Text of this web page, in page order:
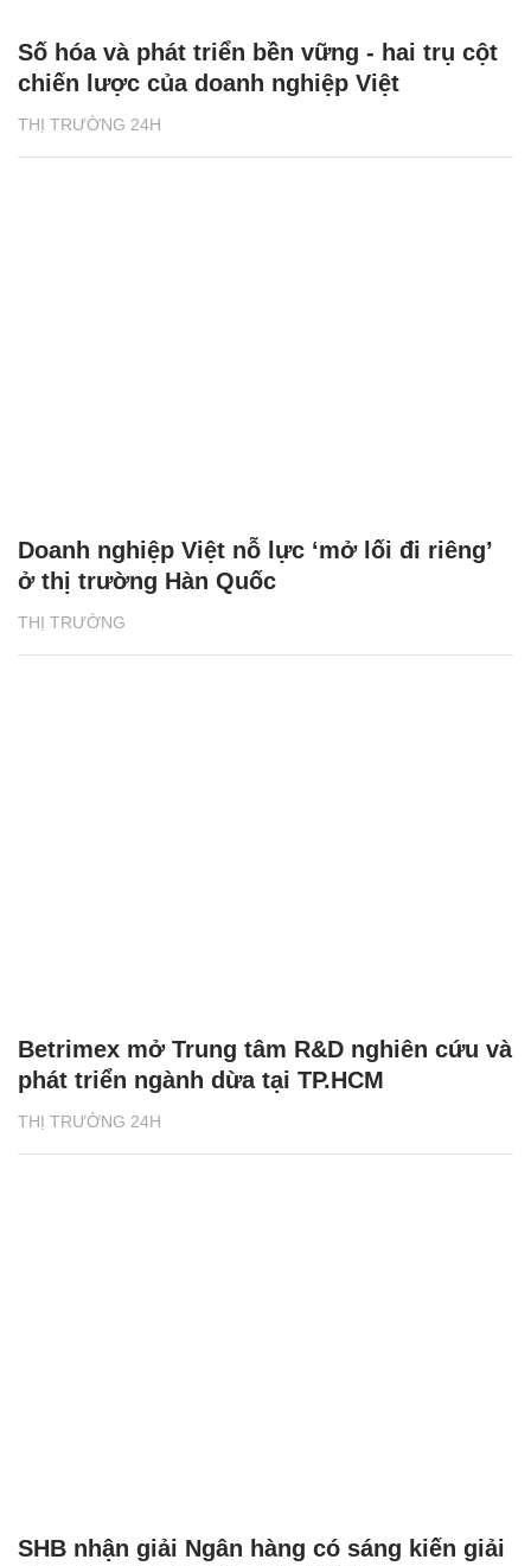
THỊ TRƯỜNG 24H
Số hóa và phát triển bền vững - hai trụ cột
chiến lược của doanh nghiệp Việt
THỊ TRƯỜNG
Doanh nghiệp Việt nỗ lực ‘mở lối đi riêng’
ở thị trường Hàn Quốc
THỊ TRƯỜNG 24H
Betrimex mở Trung tâm R&D nghiên cứu và
phát triển ngành dừa tại TP.HCM
SHB nhận giải Ngân hàng có sáng kiến giải